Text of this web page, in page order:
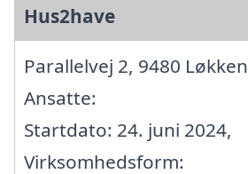
Hus2have
Parallelvej 2, 9480 Løkken
Ansatte:
Startdato: 24. juni 2024,
Virksomhedsform: